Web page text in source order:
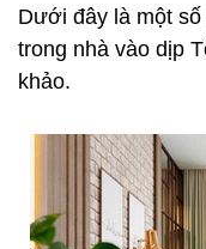
Dưới đây là một
trong nhà vào dịp
khảo.